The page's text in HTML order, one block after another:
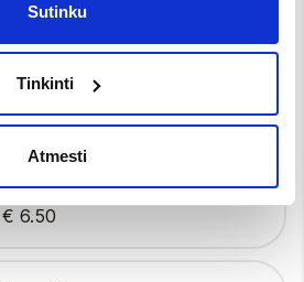
Sutinku
Tinkinti
Atmesti
€ 3.00
Burger Smash
Skrudinta mėsainio bandelė, traški
pomidorai, mėlynasis svogūnas,
kietuoju sūriu
€ 6.50